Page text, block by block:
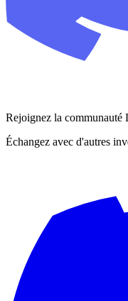
Rejoignez la communauté
Échangez avec d'autres